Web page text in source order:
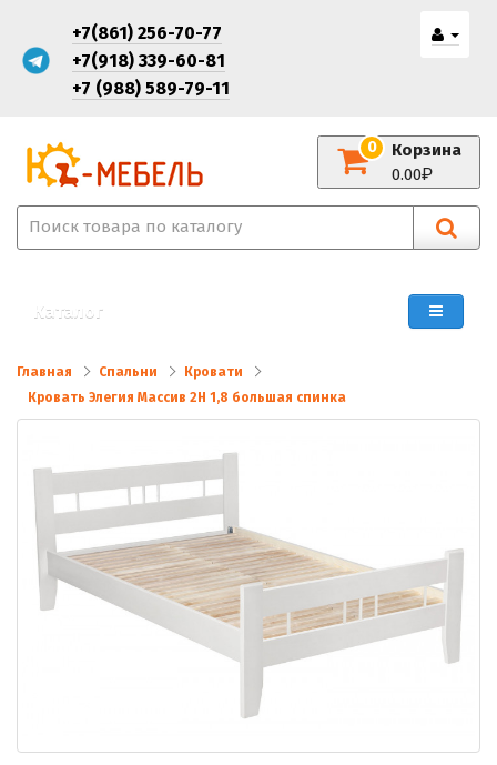
+7(861) 256-70-77
+7(918) 339-60-81
+7 (988) 589-79-11
Корзина
0
0.00
Каталог
Главная Спальни
Кровати
Кровать Элегия Массив 2Н 1,8 большая спинка